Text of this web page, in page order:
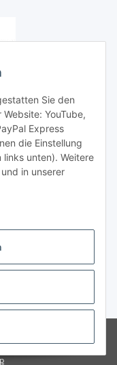
Sie den
YouTube,
Express
die Einstellung
unten). Weitere
und in unserer
zzgl.